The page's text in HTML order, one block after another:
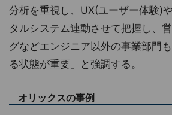
分析を重視し、UX(ユーザー体験)
タルシステム連動させて把握し、
グなどエンジニア以外の事業部門
る状態が重要」と強調する。
オリックスの事例